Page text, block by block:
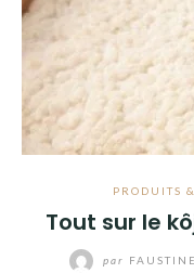
PRODUITS
Tout sur le
par FAUSTINE